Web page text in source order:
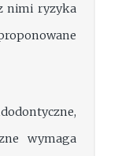
nimi ryzyka
wymaga